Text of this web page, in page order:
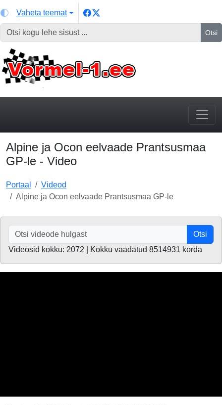
Vaheta teemat
Otsi
Alpine ja Ocon eelvaade Prantsusmaa
GP-le - Video
Portaal
Videod
Alpine ja Ocon eelvaade Prantsusmaa GP-le
Otsi
Videosid kokku: 2072 | Kokku vaadatud 8514931 korda